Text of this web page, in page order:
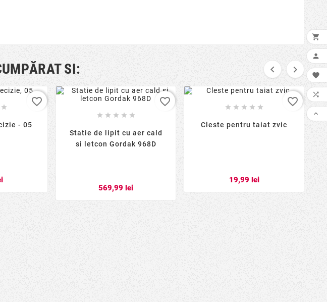
SI:  

- 05
favorite_border
    
Statie de lipit cu aer cald
si letcon Gordak 968D
569,99 lei
favorite_border     
Cleste pentru taiat zvic
19,99 lei
favorite_border




